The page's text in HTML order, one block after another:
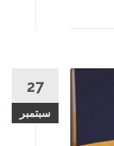
27
سبتمبر